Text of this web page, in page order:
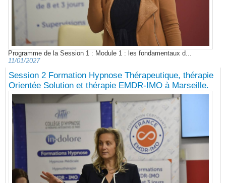
Programme de la Session 1 : Module 1 : les fondamentaux d...
11/01/2027
Session 2 Formation Hypnose Thérapeutique, thérapie
Orientée Solution et thérapie EMDR-IMO à Marseille.